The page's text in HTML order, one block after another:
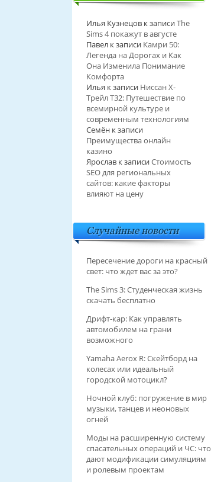
Илья Кузнецов к записиThe
Sims 4 покажут в августе
Павел к записи Камри 50:
Легенда на Дорогах и Как
Она Изменила Понимание
Комфорта
Илья к записи Ниссан Х-
Трейл T32: Путешествие по
всемирной культуре и
современным технологиям
Семён к записи
Преимущества онлайн
казино
Ярослав к записиСтоимость
SEO для региональных
сайтов: какие факторы
влияют на цену
Случайные новости
Пересечение дороги на красный
свет: что ждет вас за это?
The Sims 3: Студенческая жизнь
скачать бесплатно
Дрифт-кар: Как управлять
автомобилем на грани
возможного
Yamaha Aerox R: Скейтборд на
колесах или идеальный
городской мотоцикл?
Ночной клуб: погружение в мир
музыки, танцев и неоновых
огней
Моды на расширенную систему
спасательных операций и ЧС: что
дают модификации симуляциям
и ролевым проектам